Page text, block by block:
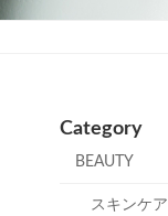
Category
BEAUTY
スキンケア